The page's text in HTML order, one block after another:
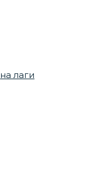
на лаги